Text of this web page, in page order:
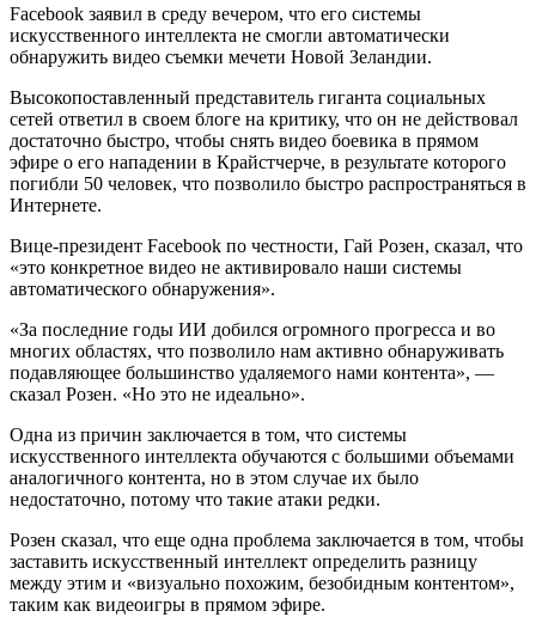
Facebook заявил в среду вечером, что его системы
искусственного интеллекта не смогли автоматически
обнаружить видео съемки мечети Новой Зеландии.
Высокопоставленный представитель гиганта социальных
сетей ответил в своем блоге на критику, что он не действовал
достаточно быстро, чтобы снять видео боевика в прямом
эфире о его нападении в Крайстчерче, в результате которого
погибли 50 человек, что позволило быстро распространяться в
Интернете.
Вице-президент Facebook по честности, Гай Розен, сказал, что
«это конкретное видео не активировало наши системы
автоматического обнаружения».
«За последние годы ИИ добился огромного прогресса и во
многих областях, что позволило нам активно обнаруживать
подавляющее большинство удаляемого нами контента», —
сказал Розен. «Но это не идеально».
Одна из причин заключается в том, что системы
искусственного интеллекта обучаются с большими объемами
аналогичного контента, но в этом случае их было
недостаточно, потому что такие атаки редки.
Розен сказал, что еще одна проблема заключается в том, чтобы
заставить искусственный интеллект определить разницу
между этим и «визуально похожим, безобидным контентом»,
таким как видеоигры в прямом эфире.